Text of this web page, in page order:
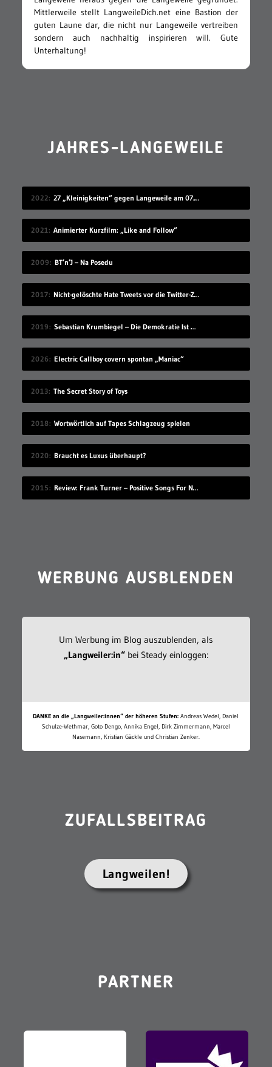
Mittlerweile stellt LangweileDich.net eine Bastion der
guten Laune dar, die nicht nur Langeweile vertreiben
sondern auch nachhaltig inspirieren will. Gute
Unterhaltung!
JAHRES-LANGEWEILE
2022 27 „Kleinigkeiten“ gegen Langeweile am 07.08.2022
2021 Animierter Kurzfilm: „Like and Follow“
2009 BT’n’J – Na Posedu
2017 Nicht-gelöschte Hate Tweets vor die Twitter-Zentrale gesprüht
2019 Sebastian Krumbiegel – Die Demokratie Ist Weiblich
2026 Electric Callboy covern spontan „Maniac“
2013 The Secret Story of Toys
2018 Wortwörtlich auf Tapes Schlagzeug spielen
2020 Braucht es Luxus überhaupt?
2015 Review: Frank Turner – Positive Songs For Negative People
WERBUNG AUSBLENDEN
Um Werbung im Blog auszublenden, als
„Langweiler:in“bei Steady einloggen:
DANKE an die „Langweiler:innen“ der höheren Stufen: Andreas Wedel, Daniel
Schulze-Wethmar, Goto Dengo, Annika Engel, Dirk Zimmermann, Marcel
Nasemann, Kristian Gäckle und Christian Zenker.
ZUFALLSBEITRAG
Langweilen!
PARTNER